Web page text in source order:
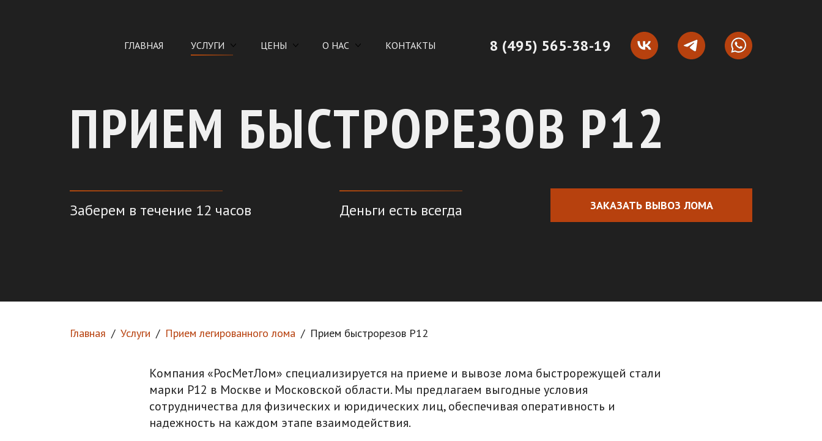
ГЛАВНАЯ УСЛУГИ ЦЕНЫ О НАС КОНТАКТЫ 8 (495) 565-38-19
ПРИЕМ БЫСТРОРЕЗОВ Р12
Заберем в течение 12 часов Деньги есть всегда ЗАКАЗАТЬ ВЫВОЗ ЛОМА
Главная Услуги Прием легированного лома Прием быстрорезов Р12
Компания «РосМетЛом» специализируется на приеме и вывозе лома быстрорежущей стали
марки Р12 в Москве и Московской области. Мы предлагаем выгодные условия
сотрудничества для физических и юридических лиц, обеспечивая оперативность и
надежность на каждом этапе взаимодействия.